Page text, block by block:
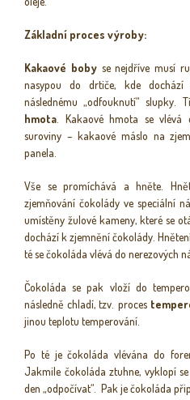
Základní proces výroby:
Kakaové bobyse nejdříve musí
nasypou do drtiče, kde
následnému „odfouknutí“ slupky.
hmota. Kakaové hmota se vlévá
suroviny – kakaové máslo na
panela.
Vše se promíchává a hněte.
zjemňování čokolády ve speciální
umístěny žulové kameny, které se
dochází k zjemnění čokolády.
té se čokoláda vlévá do nerezových
Čokoláda se pak vloží do
následně chladí, tzv. proces
jinou teplotu temperování.
Po té je čokoláda vlévána do
Jakmile čokoláda ztuhne, vyklopí
den „odpočívat“. Pak je čokoláda